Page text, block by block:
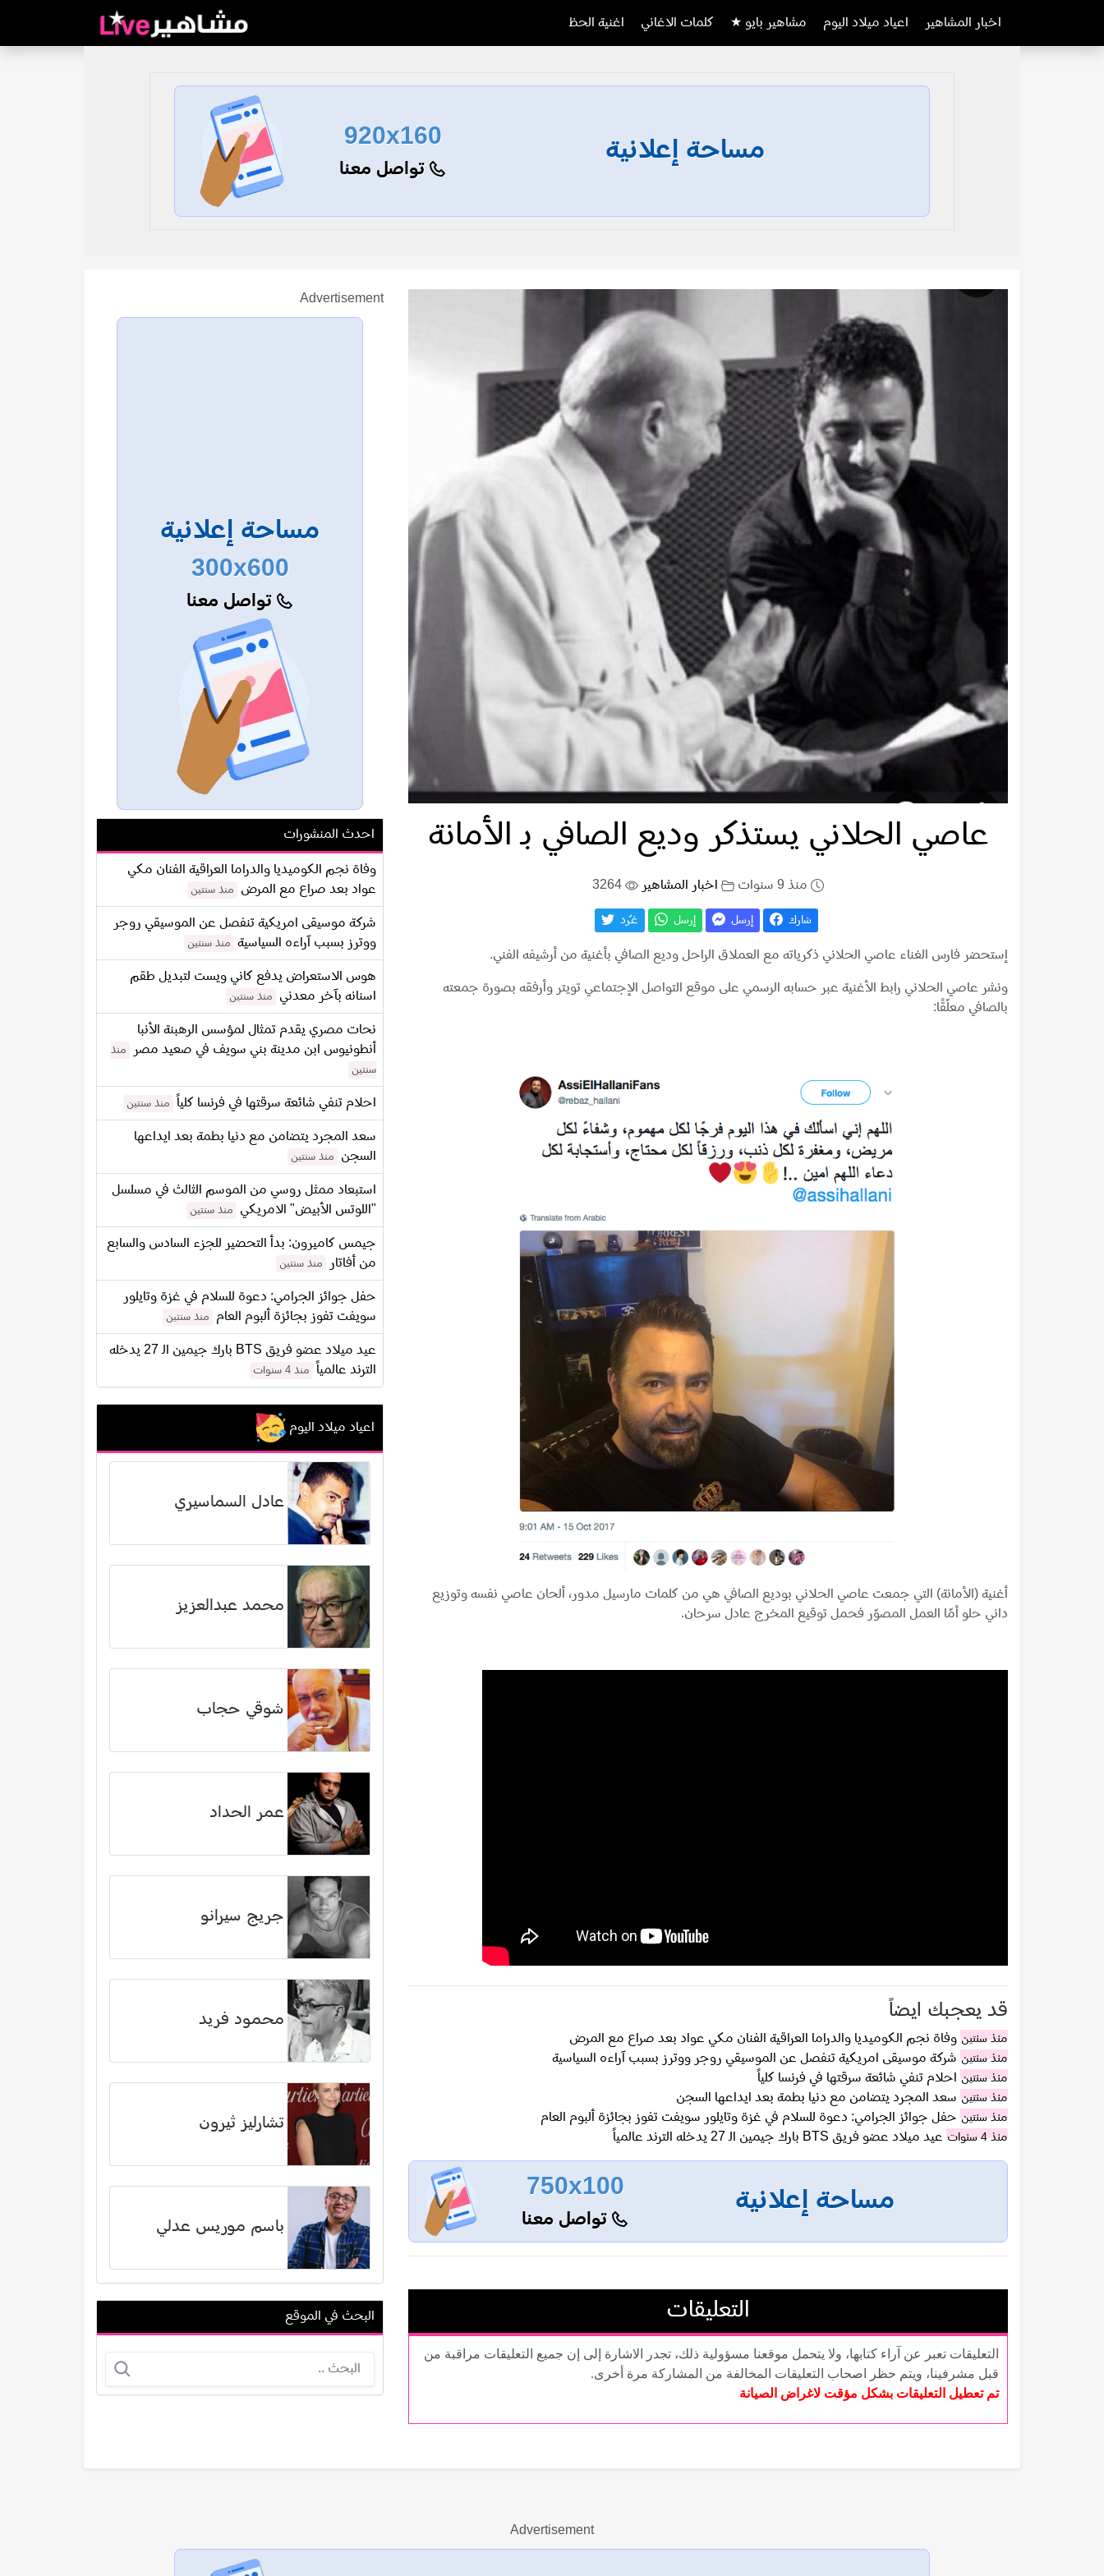
اخبار المشاهير اعياد ميلاد اليوم مشاهير بايو ★ كلمات الاغاني اغنية الحظ
مساحة إعلانية
920x160
تواصل معنا
عاصي الحلاني يستذكر وديع الصافي بـ الأمانة
منذ 9 سنوات اخبار المشاهير
شارك إرسل إرسل غـّرد
إستحضر فارس الغناء عاصي الحلاني ذكرياته مع العملاق الراحل وديع الصافي بأغنية من أرشيفه الفني.
ونشر عاصي الحلاني رابط الأغنية عبر حسابه الرسمي على موقع التواصل الإجتماعي تويتر وأرفقه بصورة جمعته
بالصافي معلّقًا:
أغنية (الأمانة) التي جمعت عاصي الحلاني بوديع الصافي هي من كلمات مارسيل مدور، ألحان عاصي نفسه وتوزيع
داني حلو أمّا العمل المصوّر فحمل توقيع المخرج عادل سرحان.
قد يعجبك ايضاً
منذ سنتين وفاة نجم الكوميديا والدراما العراقية الفنان مكي عواد بعد صراع مع المرض
منذ سنتين شركة موسيقى امريكية تنفصل عن الموسيقي روجر ووترز بسبب آراءه السياسية
منذ سنتين احلام تنفي شائعة سرقتها في فرنسا كلياً
منذ سنتين سعد المجرد يتضامن مع دنيا بطمة بعد ايداعها السجن
منذ سنتين حفل جوائز الجرامي: دعوة للسلام في غزة وتايلور سويفت تفوز بجائزة ألبوم العام
منذ 4 سنوات عيد ميلاد عضو فريق BTS بارك جيمين الـ 27 يدخله الترند عالمياً
مساحة إعلانية
750x100
تواصل معنا
التعليقات
التعليقات تعبر عن آراء كتابها، ولا يتحمل موقعنا مسؤولية ذلك، تجدر الاشارة إلى إن جميع التعليقات مراقبة من
قبل مشرفينا، ويتم حظر اصحاب التعليقات المخالفة من المشاركة مرة أخرى.
تم تعطيل التعليقات بشكل مؤقت لاغراض الصيانة
Advertisement
مساحة إعلانية
300x600
تواصل معنا
احدث المنشورات
وفاة نجم الكوميديا والدراما العراقية الفنان مكي
عواد بعد صراع مع المرض
منذ سنتين
شركة موسيقى امريكية تنفصل عن الموسيقي روجر
ووترز بسبب آراءه السياسية
منذ سنتين
هوس الاستعراض يدفع كاني ويست لتبديل طقم
اسنانه بآخر معدني
منذ سنتين
نحات مصري يقدم تمثال لمؤسس الرهبنة الأنبا
أنطونيوس ابن مدينة بني سويف في صعيد مصر
منذ
سنتين
احلام تنفي شائعة سرقتها في فرنسا كلياً منذ سنتين
سعد المجرد يتضامن مع دنيا بطمة بعد ايداعها
السجن
منذ سنتين
استبعاد ممثل روسي من الموسم الثالث في مسلسل
"اللوتس الأبيض" الامريكي
منذ سنتين
جيمس كاميرون: بدأ التحضير للجزء السادس والسابع
من أفاتار
منذ سنتين
حفل جوائز الجرامي: دعوة للسلام في غزة وتايلور
سويفت تفوز بجائزة ألبوم العام
منذ سنتين
عيد ميلاد عضو فريق BTS بارك جيمين الـ 27 يدخله
الترند عالمياً
منذ 4 سنوات
اعياد ميلاد اليوم
عادل السماسيري
محمد عبدالعزيز
شوقي حجاب
عمر الحداد
جريج سيرانو
محمود فريد
تشارليز ثيرون
باسم موريس عدلي
جون جلوفر
البحث في الموقع
Advertisement